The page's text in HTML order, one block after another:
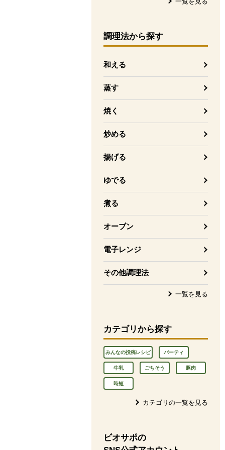
調理法から探す
和える
蒸す
焼く
炒める
揚げる
ゆでる
煮る
オーブン
電子レンジ
その他調理法
一覧を見る
カテゴリから探す
みんなの投稿レシピ パーティ
牛乳 ごちそう 豚肉
時短
カテゴリの一覧を見る
ビオサポの